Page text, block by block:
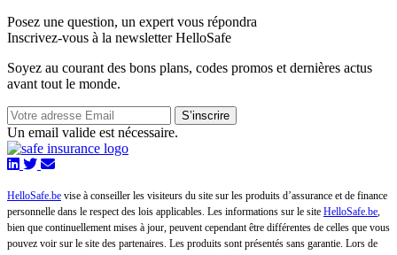
Posez une question, un expert vous répondra
Inscrivez-vous à la newsletter HelloSafe
Soyez au courant des bons plans, codes promos et dernières actus
avant tout le monde.
S’inscrire
Un email valide est nécessaire.
HelloSafe.be vise à conseiller les visiteurs du site sur les produits d’assurance et de finance
personnelle dans le respect des lois applicables. Les informations sur le site HelloSafe.be,
bien que continuellement mises à jour, peuvent cependant être différentes de celles que vous
pouvez voir sur le site des partenaires. Les produits sont présentés sans garantie. Lors de